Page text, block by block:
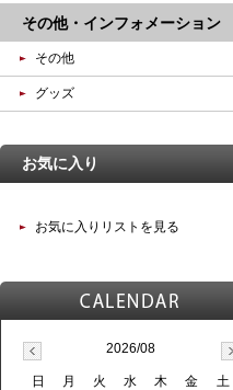
その他・インフォメーション
その他
グッズ
お気に入り
お気に入りリストを見る
2026/08
日 月 火 水 木 金
土